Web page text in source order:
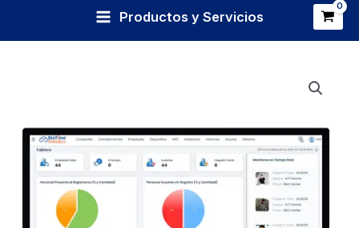
Productos y Servicios